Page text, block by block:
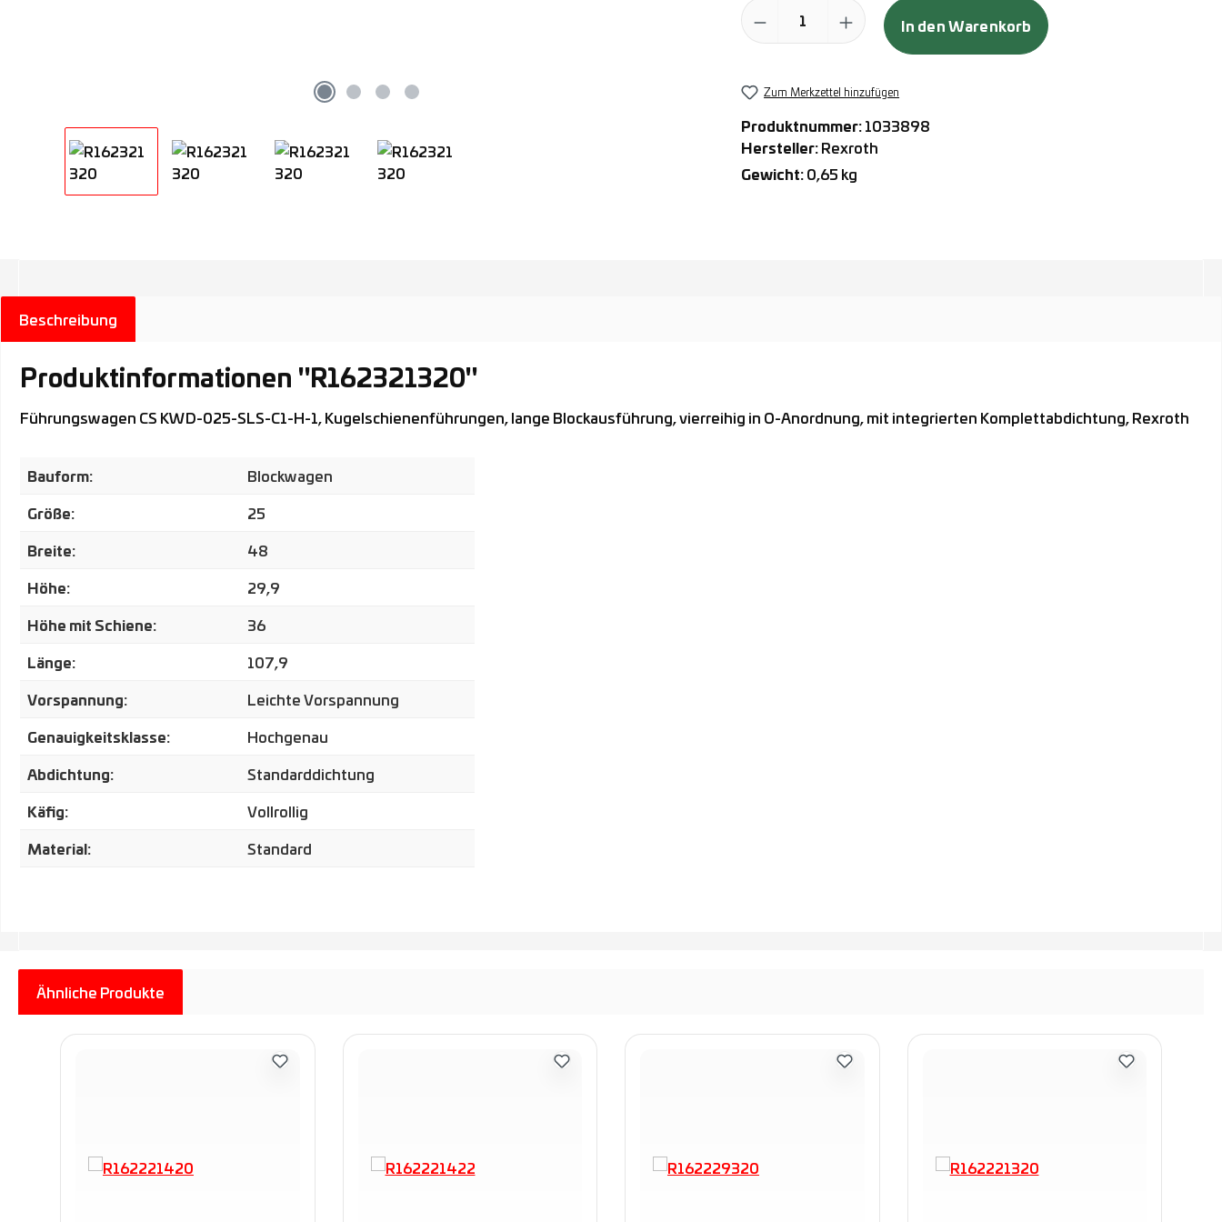
Produkt Anzahl: Gib den gewünschten Wert ein oder benutze die
In den Warenkorb
Zum Merkzettel hinzufügen
Produktnummer:1033898
Hersteller:Rexroth
Gewicht:0,65 kg
Beschreibung
Produktinformationen "R162321320"
Führungswagen CS KWD-025-SLS-C1-H-1, Kugelschienenführungen, lange Blockausführung, vierreihig in O-Anordnung, mit integrierten Komplettabdichtung, Rexroth
Bauform: Blockwagen
Größe: 25
Breite: 48
Höhe: 29,9
Höhe mit Schiene: 36
Länge: 107,9
Vorspannung: Leichte Vorspannung
Genauigkeitsklasse: Hochgenau
Abdichtung: Standarddichtung
Käfig: Vollrollig
Material: Standard
Ähnliche Produkte
Produktgalerie überspringen